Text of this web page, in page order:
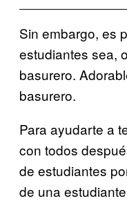
Sin embargo, es
estudiantes sea,
basurero.
basurero.
Para ayudarte a
con todos
de estudiantes
de una